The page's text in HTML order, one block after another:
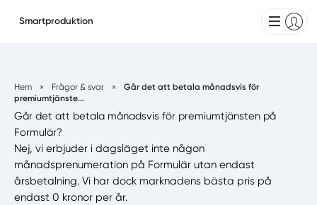
Smartproduktion
Hem » Frågor & svar »
Går det att betala månadsvis för
premiumtjänste...
Går det att betala månadsvis för premiumtjänsten på
Formulär?
Nej, vi erbjuder i dagsläget inte någon
månadsprenumeration på Formulär utan endast
årsbetalning. Vi har dock marknadens bästa pris på
endast 0 kronor per år.